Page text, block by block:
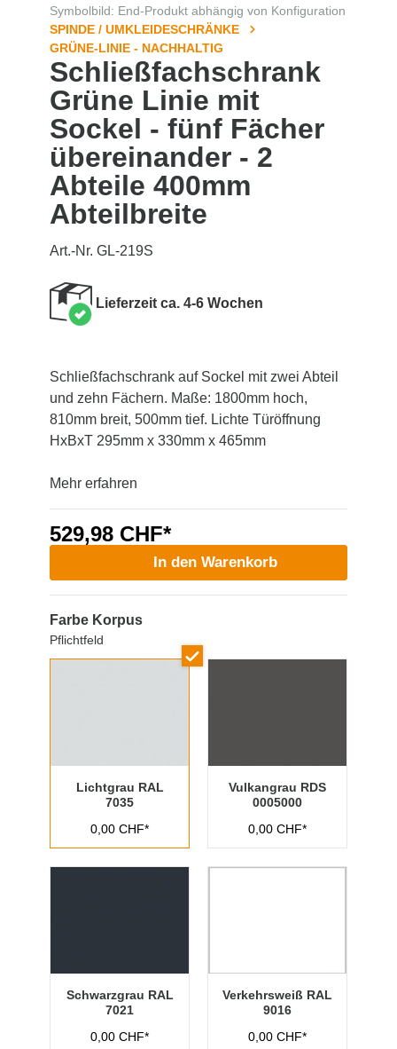
Symbolbild: End-Produkt abhängig von Konfiguration
SPINDE / UMKLEIDESCHRÄNKE
GRÜNE-LINIE - NACHHALTIG
Schließfachschrank
Grüne Linie mit
Sockel - fünf Fächer
übereinander - 2
Abteile 400mm
Abteilbreite
Art.-Nr. GL-219S
Lieferzeit ca. 4-6 Wochen
Schließfachschrank auf Sockel mit zwei Abteil
und zehn Fächern. Maße: 1800mm hoch,
810mm breit, 500mm tief. Lichte Türöffnung
HxBxT 295mm x 330mm x 465mm
Mehr erfahren
529,98 CHF*
In den Warenkorb
Farbe Korpus
Pflichtfeld
Lichtgrau RAL
7035
0,00 CHF*
Vulkangrau RDS
0005000
0,00 CHF*
Schwarzgrau RAL
7021
0,00 CHF*
Verkehrsweiß RAL
9016
0,00 CHF*